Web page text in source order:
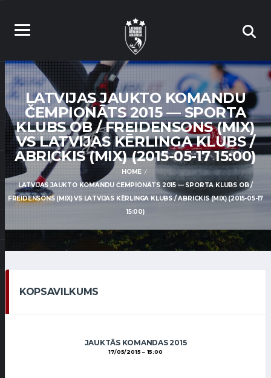
LATVIJAS JAUKTO KOMANDU
ČEMPIONĀTS 2015 — SPORTA
KLUBS OB / FREIDENSONS (MIX)
VS LATVIJAS KĒRLINGA KLUBS /
ABRICKIS (MIX) (2015-05-17 15:00)
HOME
LATVIJAS JAUKTO KOMANDU ČEMPIONĀTS 2015 — SPORTA KLUBS OB /
FREIDENSONS (MIX) VS LATVIJAS KĒRLINGA KLUBS / ABRICKIS (MIX) (2015-05-17
15:00)
KOPSAVILKUMS
JAUKTĀS KOMANDAS 2015
17/05/2015 15:00